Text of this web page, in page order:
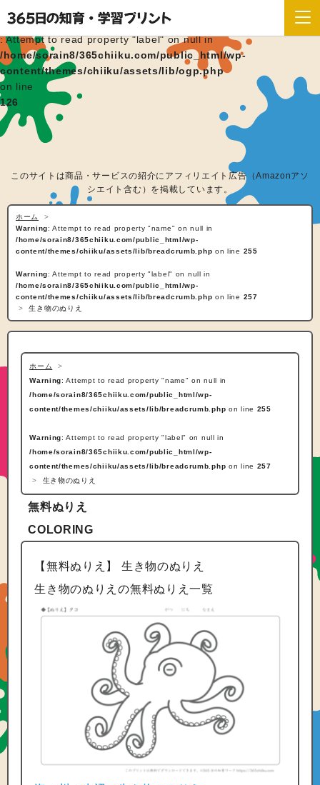
Warning
: Attempt to read property "label" on null in
/home/sorain8/365chiiku.com/public_html/wp-
content/themes/chiiku/assets/lib/ogp.php
on line
126
このサイトは商品・サービスの紹介にアフィリエイト広告（Amazonアソ
シエイト含む）を掲載しています。
ホーム
Warning: Attempt to read property "name" on null in
/home/sorain8/365chiiku.com/public_html/wp-
content/themes/chiiku/assets/lib/breadcrumb.php on line 255
Warning: Attempt to read property "label" on null in
/home/sorain8/365chiiku.com/public_html/wp-
content/themes/chiiku/assets/lib/breadcrumb.php on line 257
生き物のぬりえ
ホーム
Warning: Attempt to read property "name" on null in
/home/sorain8/365chiiku.com/public_html/wp-
content/themes/chiiku/assets/lib/breadcrumb.php on line 255
Warning: Attempt to read property "label" on null in
/home/sorain8/365chiiku.com/public_html/wp-
content/themes/chiiku/assets/lib/breadcrumb.php on line 257
生き物のぬりえ
無料ぬりえ
COLORING
【無料ぬりえ】 生き物のぬりえ
生き物のぬりえの無料ぬりえ一覧